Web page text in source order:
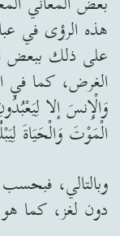
هذه الرؤى في
على ذلك ببعض
الغرض، كما في
الْمَوْتَ وَالْحَيَاةَ
وبالتالي،
دون لغز، كما هو